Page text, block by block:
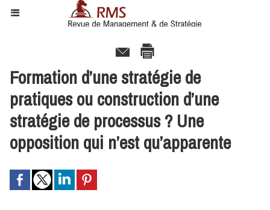
Formation d’une stratégie de
pratiques ou construction d’une
stratégie de processus ? Une
opposition qui n’est qu’apparente